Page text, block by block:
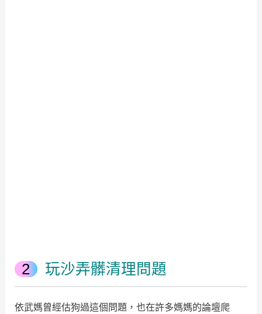
玩沙弄髒清理問題
依武媽曾經估狗過這個問題，也在許多媽媽的論壇爬